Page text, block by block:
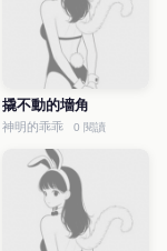
撬不動的墻角
神明的乖乖 0 閱讀